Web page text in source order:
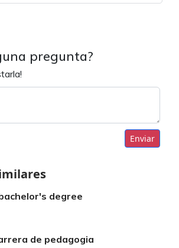
pregunta?
Enviar
degree
de pedagogia